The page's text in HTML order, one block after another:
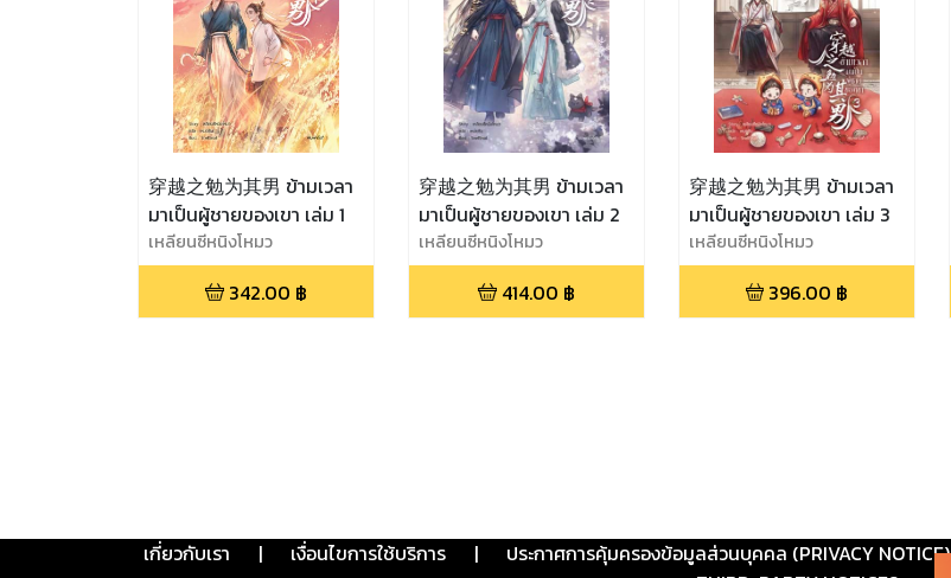
穿越之勉为其男 ข้ามเวลา
มาเป็นผู้ชายของเขา เล่ม 1
เหลียนซีหนิงโหมว
342.00 ฿
穿越之勉为其男 ข้ามเวลา
มาเป็นผู้ชายของเขา เล่ม 2
เหลียนซีหนิงโหมว
414.00 ฿
穿越之勉为其男 ข้ามเวลา
มาเป็นผู้ชายของเขา เล่ม 3
เหลียนซีหนิงโหมว
396.00 ฿
เกี่ยวกับเรา | เงื่อนไขการใช้บริการ | ประกาศการคุ้มครองข้อมูลส่วนบุคคล (PRIVACY NOTICE)